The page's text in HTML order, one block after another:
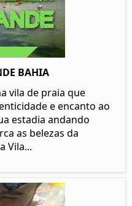
BAHIA
vila de praia que
e encanto ao
estadia andando
as belezas da
Vila...